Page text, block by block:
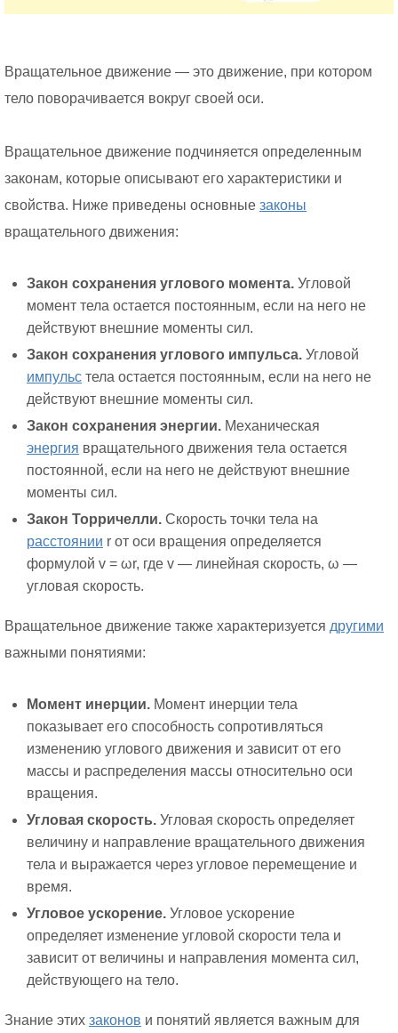
Вращательное движение — это движение, при котором
тело поворачивается вокруг своей оси.
Вращательное движение подчиняется определенным
законам, которые описывают его характеристики и
свойства. Ниже приведены основные законы
вращательного движения:
Закон сохранения углового момента. Угловой
момент тела остается постоянным, если на него не
действуют внешние моменты сил.
Закон сохранения углового импульса. Угловой
импульс тела остается постоянным, если на него не
действуют внешние моменты сил.
Закон сохранения энергии. Механическая
энергия вращательного движения тела остается
постоянной, если на него не действуют внешние
моменты сил.
Закон Торричелли. Скорость точки тела на
расстоянии r от оси вращения определяется
формулой v = ωr, где v — линейная скорость, ω —
угловая скорость.
Вращательное движение также характеризуется другими
важными понятиями:
Момент инерции. Момент инерции тела
показывает его способность сопротивляться
изменению углового движения и зависит от его
массы и распределения массы относительно оси
вращения.
Угловая скорость. Угловая скорость определяет
величину и направление вращательного движения
тела и выражается через угловое перемещение и
время.
Угловое ускорение. Угловое ускорение
определяет изменение угловой скорости тела и
зависит от величины и направления момента сил,
действующего на тело.
Знание этих законов и понятий является важным для